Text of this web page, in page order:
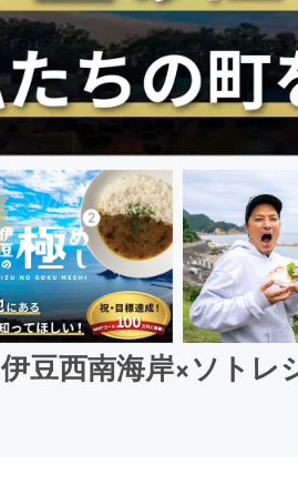
伊豆西南海岸×ソトレ